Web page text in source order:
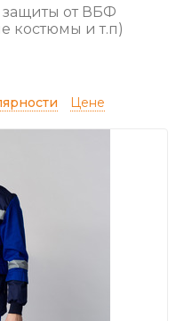
защиты от ВБФ
костюмы и т.п)
Цене